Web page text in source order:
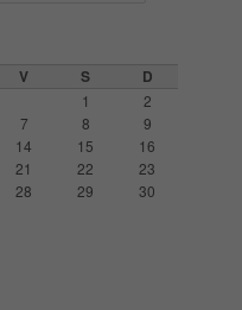
V S D
1
2
7 8
9
14 15
16
21 22
23
28 29
30